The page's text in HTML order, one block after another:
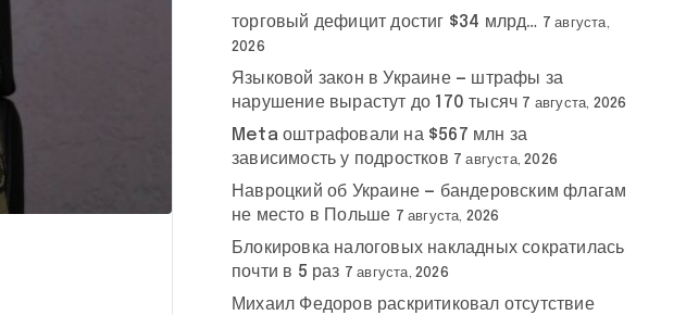
торговый дефицит достиг $34 млрд… 7 августа,
2026
Языковой закон в Украине — штрафы за
нарушение вырастут до 170 тысяч 7 августа, 2026
Meta оштрафовали на $567 млн за
зависимость у подростков 7 августа, 2026
Навроцкий об Украине — бандеровским флагам
не место в Польше 7 августа, 2026
Блокировка налоговых накладных сократилась
почти в 5 раз 7 августа, 2026
Михаил Федоров раскритиковал отсутствие